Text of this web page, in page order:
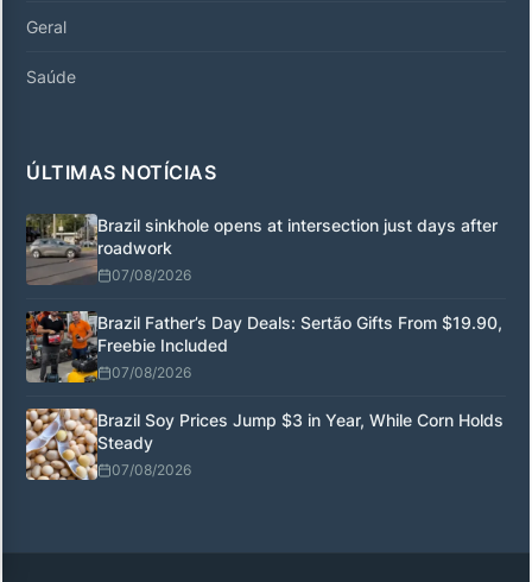
Geral
Saúde
ÚLTIMAS NOTÍCIAS
Brazil sinkhole opens at intersection just days after
roadwork
07/08/2026
Brazil Father’s Day Deals: Sertão Gifts From $19.90,
Freebie Included
07/08/2026
Brazil Soy Prices Jump $3 in Year, While Corn Holds
Steady
07/08/2026